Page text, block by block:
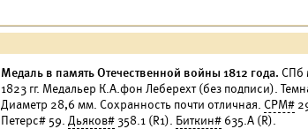
Медаль в память Отечественной войны 1812 года. СПб
1823 гг. Медальер К.А.фон Леберехт (без подписи).
Диаметр 28,6 мм. Сохранность почти отличная. СРМ#
Петерс# 59. Дьяков#358.1 (R1). Биткин# 635.А (R).